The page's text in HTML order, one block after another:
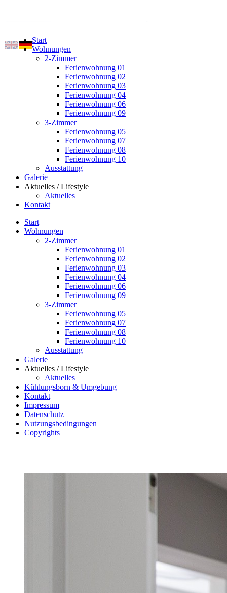
Start
Wohnungen
2-Zimmer
Ferienwohnung 01
Ferienwohnung 02
Ferienwohnung 03
Ferienwohnung 04
Ferienwohnung 06
Ferienwohnung 09
3-Zimmer
Ferienwohnung 05
Ferienwohnung 07
Ferienwohnung 08
Ferienwohnung 10
Ausstattung
Galerie
Aktuelles / Lifestyle
Aktuelles
Kontakt
Start
Wohnungen
2-Zimmer
Ferienwohnung 01
Ferienwohnung 02
Ferienwohnung 03
Ferienwohnung 04
Ferienwohnung 06
Ferienwohnung 09
3-Zimmer
Ferienwohnung 05
Ferienwohnung 07
Ferienwohnung 08
Ferienwohnung 10
Ausstattung
Galerie
Aktuelles / Lifestyle
Aktuelles
Kühlungsborn & Umgebung
Kontakt
Impressum
Datenschutz
Nutzungsbedingungen
Copyrights